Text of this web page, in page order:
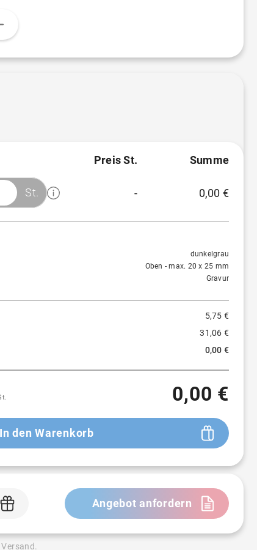
Preis St. Summe
St. - 0,00 €
dunkelgrau
Oben - max. 20 x 25 mm
Gravur
5,75 €
31,06 €
0,00 €
0,00 €
In den Warenkorb
Angebot anfordern